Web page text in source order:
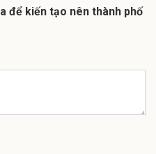
để kiến tạo nên thành phố